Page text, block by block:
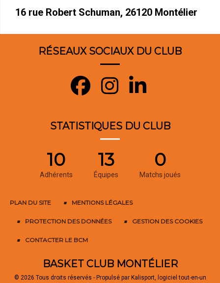
16 rue Robert Schuman, 26120 Montélier
RÉSEAUX SOCIAUX DU CLUB
STATISTIQUES DU CLUB
10
Adhérents
13
Équipes
0
Matchs joués
PLAN DU SITE MENTIONS LÉGALES
PROTECTION DES DONNÉES GESTION DES COOKIES
CONTACTER LE BCM
BASKET CLUB MONTÉLIER
© 2026 Tous droits réservés - Propulsé par Kalisport, logiciel tout-en-un